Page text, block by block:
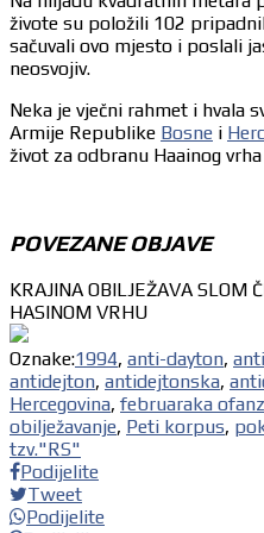
živote su položili 102
sačuvali ovo mjesto i poslali
neosvojiv.
Neka je vječni rahmet i hvala
Armije Republike Bosne i
život za odbranu Haainog
POVEZANE OBJAVE
KRAJINA OBILJEŽAVA SLOM
HASINOM VRHU
Oznake:1994, anti-dayton,
antidejton, antidejtonska,
Hercegovina, februaraka
obilježavanje, Peti korpus,
tzv."RS"
Podijelite
Tweet
Podijelite